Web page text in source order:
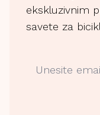
ekskluzivnim
savete za